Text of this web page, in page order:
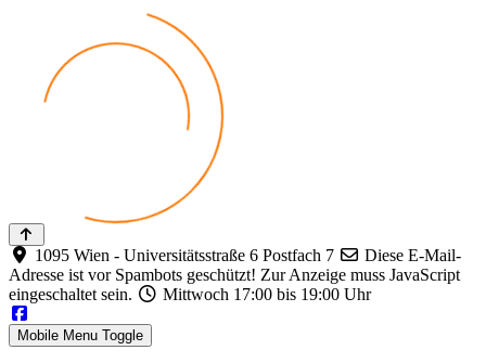
1095 Wien - Universitätsstraße 6 Postfach 7
Diese E-Mail-
Adresse ist vor Spambots geschützt! Zur Anzeige muss JavaScript
eingeschaltet sein.
Mittwoch 17:00 bis 19:00 Uhr
Mobile Menu Toggle